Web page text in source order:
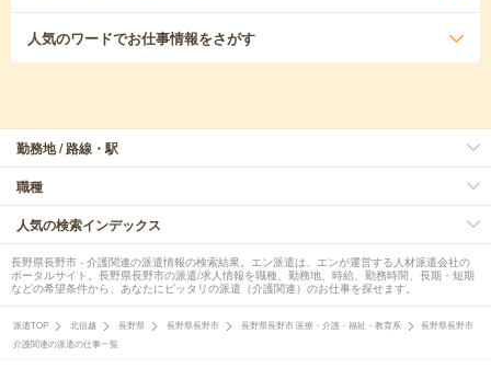
人気のワードでお仕事情報をさがす
勤務地 / 路線・駅
職種
人気の検索インデックス
長野県長野市 - 介護関連の派遣情報の検索結果。エン派遣は、エンが運営する人材派遣会社の
ポータルサイト。長野県長野市の派遣/求人情報を職種、勤務地、時給、勤務時間、長期・短期
などの希望条件から、あなたにピッタリの派遣（介護関連）のお仕事を探せます。
派遣TOP 北信越 長野県 長野県長野市 長野県長野市 医療・介護・福祉・教育系
長野県長野市
介護関連の派遣の仕事一覧